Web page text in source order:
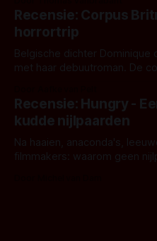
'Skeletons', een nieuwe
opnames zijn gestart in
Recensie: Corpus
horrortrip
Belgische dichter Dominique
met haar debuutroman. De
achtergrond, belooft iets
iets ongrijpbaars. En dat
waar.
Recensie: Hungry -
kudde nijlpaarden
Na haaien, anaconda's,
filmmakers: waarom geen